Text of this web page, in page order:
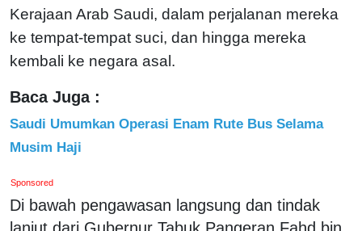
Kerajaan Arab Saudi, dalam perjalanan mereka
ke tempat-tempat suci, dan hingga mereka
kembali ke negara asal.
Baca Juga :
Saudi Umumkan Operasi Enam Rute Bus Selama
Musim Haji
Sponsored
Di bawah pengawasan langsung dan tindak